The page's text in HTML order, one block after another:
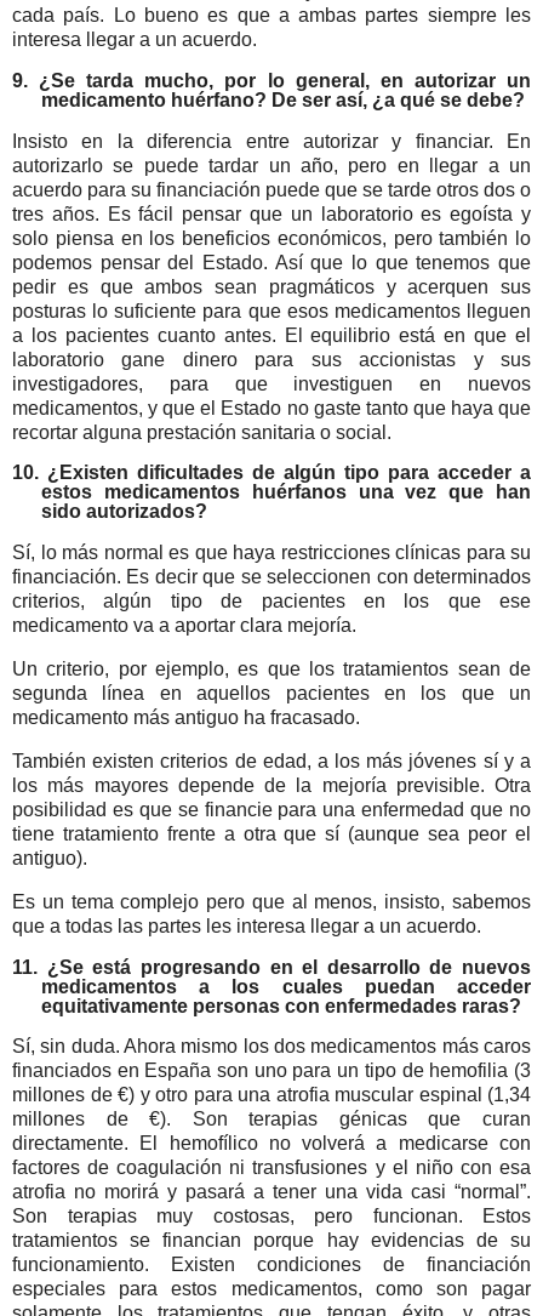
cada país. Lo bueno es que a ambas partes siempre les
interesa llegar a un acuerdo.
9. ¿Se tarda mucho, por lo general, en autorizar un
medicamento huérfano? De ser así, ¿a qué se debe?
Insisto en la diferencia entre autorizar y financiar. En
autorizarlo se puede tardar un año, pero en llegar a un
acuerdo para su financiación puede que se tarde otros dos o
tres años. Es fácil pensar que un laboratorio es egoísta y
solo piensa en los beneficios económicos, pero también lo
podemos pensar del Estado. Así que lo que tenemos que
pedir es que ambos sean pragmáticos y acerquen sus
posturas lo suficiente para que esos medicamentos lleguen
a los pacientes cuanto antes. El equilibrio está en que el
laboratorio gane dinero para sus accionistas y sus
investigadores, para que investiguen en nuevos
medicamentos, y que el Estado no gaste tanto que haya que
recortar alguna prestación sanitaria o social.
10. ¿Existen dificultades de algún tipo para acceder a
estos medicamentos huérfanos una vez que han
sido autorizados?
Sí, lo más normal es que haya restricciones clínicas para su
financiación. Es decir que se seleccionen con determinados
criterios, algún tipo de pacientes en los que ese
medicamento va a aportar clara mejoría.
Un criterio, por ejemplo, es que los tratamientos sean de
segunda línea en aquellos pacientes en los que un
medicamento más antiguo ha fracasado.
También existen criterios de edad, a los más jóvenes sí y a
los más mayores depende de la mejoría previsible. Otra
posibilidad es que se financie para una enfermedad que no
tiene tratamiento frente a otra que sí (aunque sea peor el
antiguo).
Es un tema complejo pero que al menos, insisto, sabemos
que a todas las partes les interesa llegar a un acuerdo.
11. ¿Se está progresando en el desarrollo de nuevos
medicamentos a los cuales puedan acceder
equitativamente personas con enfermedades raras?
Sí, sin duda. Ahora mismo los dos medicamentos más caros
financiados en España son uno para un tipo de hemofilia (3
millones de €) y otro para una atrofia muscular espinal (1,34
millones de €). Son terapias génicas que curan
directamente. El hemofílico no volverá a medicarse con
factores de coagulación ni transfusiones y el niño con esa
atrofia no morirá y pasará a tener una vida casi “normal”.
Son terapias muy costosas, pero funcionan. Estos
tratamientos se financian porque hay evidencias de su
funcionamiento. Existen condiciones de financiación
especiales para estos medicamentos, como son pagar